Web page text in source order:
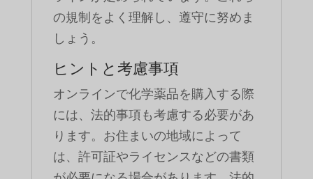
の規制をよく理解し、遵守に努めま
しょう。
ヒントと考慮事項
オンラインで化学薬品を購入する際
には、法的事項も考慮する必要があ
ります。お住まいの地域によって
は、許可証やライセンスなどの書類